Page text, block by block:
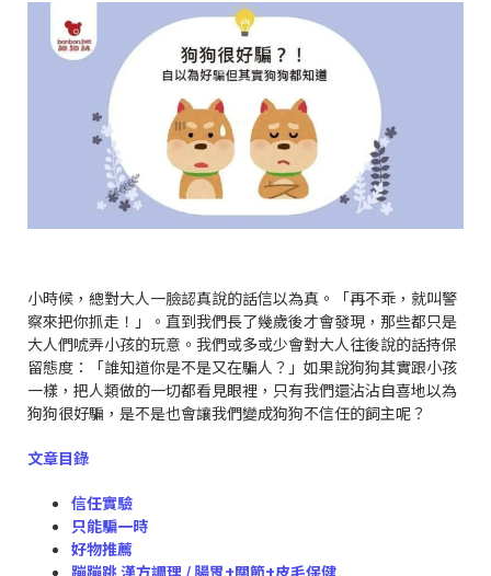
小時候，總對大人一臉認真說的話信以為真。「再不乖，就叫警
察來把你抓走！」。直到我們長了幾歲後才會發現，那些都只是
大人們唬弄小孩的玩意。我們或多或少會對大人往後說的話持保
留態度：「誰知道你是不是又在騙人？」如果說狗狗其實跟小孩
一樣，把人類做的一切都看見眼裡，只有我們還沾沾自喜地以為
狗狗很好騙，是不是也會讓我們變成狗狗不信任的飼主呢？
文章目錄
信任實驗
只能騙一時
好物推薦